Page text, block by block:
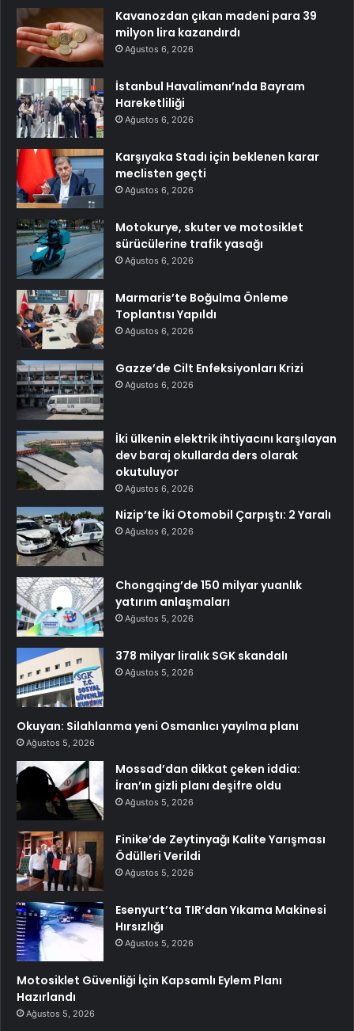
Kavanozdan çıkan madeni para 39
milyon lira kazandırdı
Ağustos 6, 2026
İstanbul Havalimanı’nda Bayram
Hareketliliği
Ağustos 6, 2026
Karşıyaka Stadı için beklenen karar
meclisten geçti
Ağustos 6, 2026
Motokurye, skuter ve motosiklet
sürücülerine trafik yasağı
Ağustos 6, 2026
Marmaris’te Boğulma Önleme
Toplantısı Yapıldı
Ağustos 6, 2026
Gazze’de Cilt Enfeksiyonları Krizi
Ağustos 6, 2026
İki ülkenin elektrik ihtiyacını karşılayan
dev baraj okullarda ders olarak
okutuluyor
Ağustos 6, 2026
Nizip’te İki Otomobil Çarpıştı: 2 Yaralı
Ağustos 6, 2026
Chongqing’de 150 milyar yuanlık
yatırım anlaşmaları
Ağustos 5, 2026
378 milyar liralık SGK skandalı
Ağustos 5, 2026
Okuyan: Silahlanma yeni Osmanlıcı yayılma planı
Ağustos 5, 2026
Mossad’dan dikkat çeken iddia:
İran’ın gizli planı deşifre oldu
Ağustos 5, 2026
Finike’de Zeytinyağı Kalite Yarışması
Ödülleri Verildi
Ağustos 5, 2026
Esenyurt’ta TIR’dan Yıkama Makinesi
Hırsızlığı
Ağustos 5, 2026
Motosiklet Güvenliği İçin Kapsamlı Eylem Planı
Hazırlandı
Ağustos 5, 2026